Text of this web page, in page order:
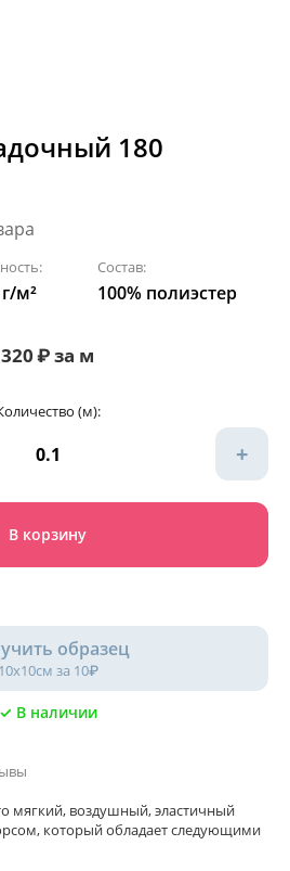
180
г/м²
Состав:
100% полиэстер
320₽за м
(м):
+
В корзину
образец
10х10см за 10₽
✓ В наличии
мягкий, воздушный, эластичный
который обладает следующими